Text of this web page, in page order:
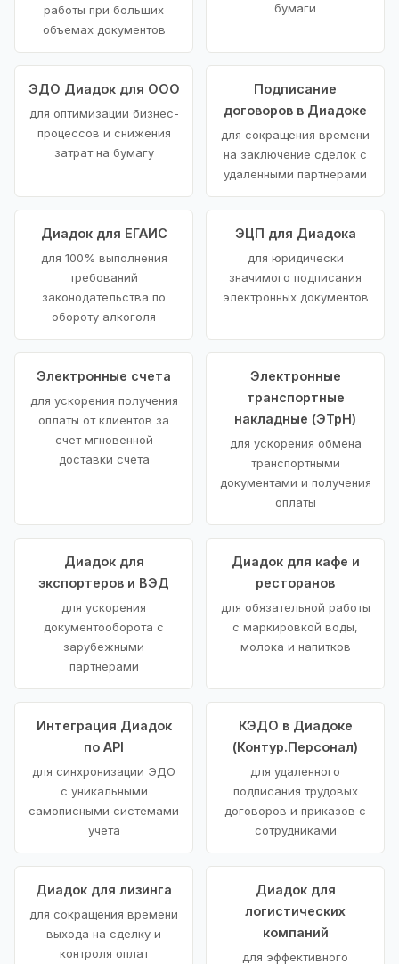
работы при больших
объемах документов
бумаги
ЭДО Диадок для ООО
для оптимизации бизнес-
процессов и снижения
затрат на бумагу
Подписание
договоров в Диадоке
для сокращения времени
на заключение сделок с
удаленными партнерами
Диадок для ЕГАИС
для 100% выполнения
требований
законодательства по
обороту алкоголя
ЭЦП для Диадока
для юридически
значимого подписания
электронных документов
Электронные счета
для ускорения получения
оплаты от клиентов за
счет мгновенной
доставки счета
Электронные
транспортные
накладные (ЭТрН)
для ускорения обмена
транспортными
документами и получения
оплаты
Диадок для
экспортеров и ВЭД
для ускорения
документооборота с
зарубежными
партнерами
Диадок для кафе и
ресторанов
для обязательной работы
с маркировкой воды,
молока и напитков
Интеграция Диадок
по API
для синхронизации ЭДО
с уникальными
самописными системами
учета
КЭДО в Диадоке
(Контур.Персонал)
для удаленного
подписания трудовых
договоров и приказов с
сотрудниками
Диадок для лизинга
для сокращения времени
выхода на сделку и
контроля оплат
Диадок для
логистических
компаний
для эффективного